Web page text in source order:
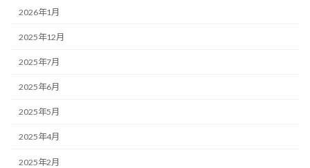
2026年1月
2025年12月
2025年7月
2025年6月
2025年5月
2025年4月
2025年2月